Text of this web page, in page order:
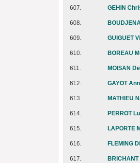
607. GEHIN
608.
609. GUIGUET
610. BOREAU
611. MOISAN
612. GAYOT
613. MATHIEU
614. PERROT
615. LAPORTE
616. FLEMING
617.